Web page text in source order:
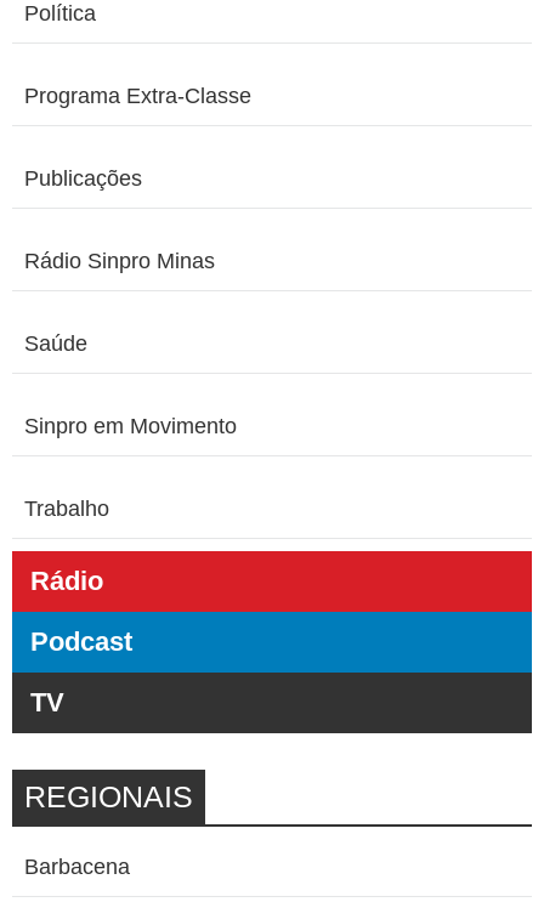
Política
Programa Extra-Classe
Publicações
Rádio Sinpro Minas
Saúde
Sinpro em Movimento
Trabalho
Rádio
Podcast
TV
REGIONAIS
Barbacena